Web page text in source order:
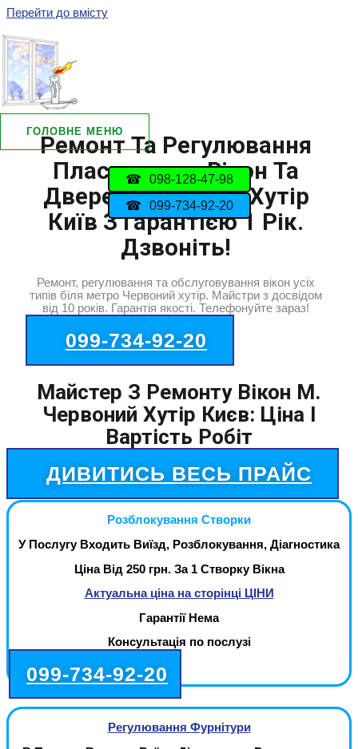
Перейти до вмісту
ГОЛОВНЕ МЕНЮ
098-128-47-98
099-734-92-20
Ремонт Та Регулювання
Пластикових Вікон Та
Дверей Червоний Хутір
Київ З Гарантією 1 Рік.
Дзвоніть!
Ремонт, регулювання та обслуговування вікон усіх
типів біля метро Червоний хутір. Майстри з досвідом
від 10 років. Гарантія якості. Телефонуйте зараз!
099-734-92-20
Майстер З Ремонту Вікон М.
Червоний Хутір Києв: Ціна І
Вартість Робіт
ДИВИТИСЬ ВЕСЬ ПРАЙС
Розблокування Створки
У Послугу Входить Виїзд, Розблокування, Діагностика
Ціна Від 250 грн. За 1 Створку Вікна
Актуальна ціна на сторінці ЦІНИ
Гарантії Нема
Консультація по послузі
099-734-92-20
Регулювання Фурнітури